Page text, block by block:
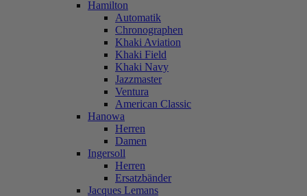
Hamilton
Automatik
Chronographen
Khaki Aviation
Khaki Field
Khaki Navy
Jazzmaster
Ventura
American Classic
Hanowa
Herren
Damen
Ingersoll
Herren
Ersatzbänder
Jacques Lemans